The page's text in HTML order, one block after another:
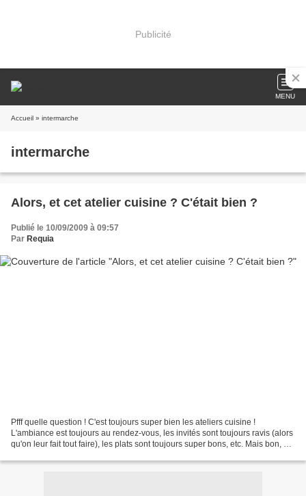
Publicité
MENU
Accueil » intermarche
intermarche
Alors, et cet atelier cuisine ? C'était bien ?
Publié le 10/09/2009 à 09:57
Par Requia
Pfff quelle question ! C'est toujours super bien les ateliers cuisine !
L'ambiance est toujours au rendez-vous, les invités sont toujours ravis (alors
qu'on leur fait tout faire), les plats sont toujours super bons, etc. Mais bon, on